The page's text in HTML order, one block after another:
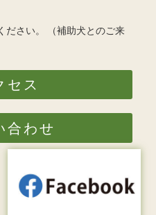
ださい。
（補助犬とのご来
セス
合わせ